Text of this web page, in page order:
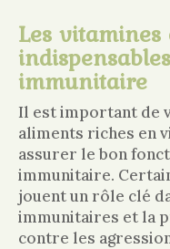
Les
immunitaire
Il est important de
aliments riches en
assurer le bon
immunitaire.
jouent un rôle clé
immunitaires et la
contre les